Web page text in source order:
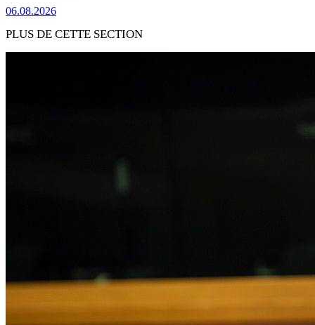
06.08.2026
PLUS DE CETTE SECTION